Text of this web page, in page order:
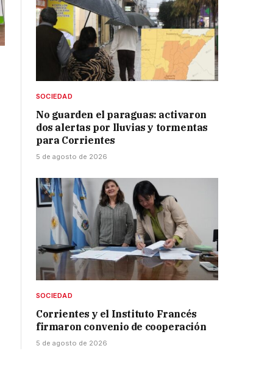
SOCIEDAD
No guarden el paraguas: activaron
dos alertas por lluvias y tormentas
para Corrientes
5 de agosto de 2026
SOCIEDAD
Corrientes y el Instituto Francés
firmaron convenio de cooperación
5 de agosto de 2026